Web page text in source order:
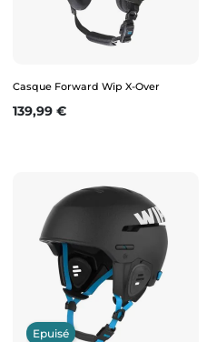
Casque Forward Wip X-Over
Prix
139,99 €
Epuisé